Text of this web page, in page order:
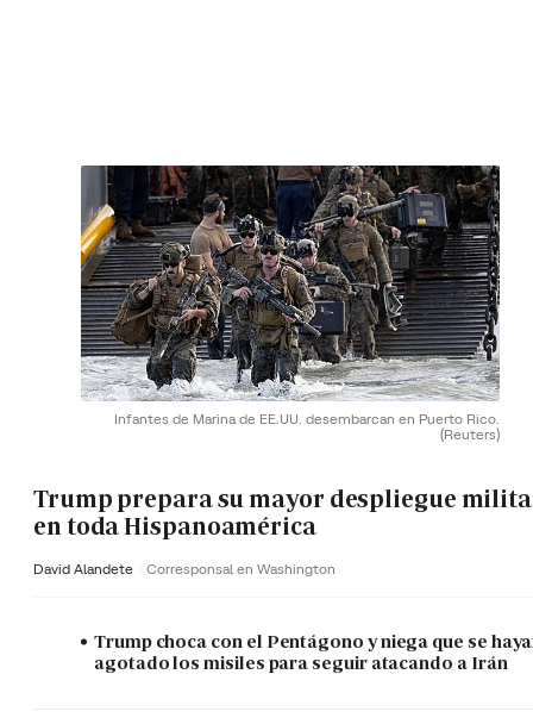
Infantes de Marina de EE.UU. desembarcan en Puerto Rico.
(Reuters)
Trump prepara su mayor despliegue
en toda Hispanoamérica
David Alandete Corresponsal en Washington
Trump choca con el Pentágono y niega que se
agotado los misiles para seguir atacando a Irán